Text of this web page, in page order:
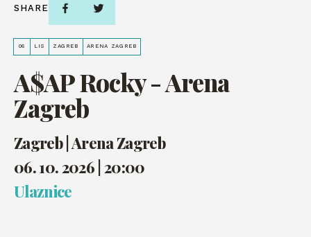
06 LIS ZAGREB ARENA ZAGREB
A$AP Rocky - Arena
Zagreb
Zagreb | Arena Zagreb
06. 10. 2026 | 20:00
Ulaznice
SHARE